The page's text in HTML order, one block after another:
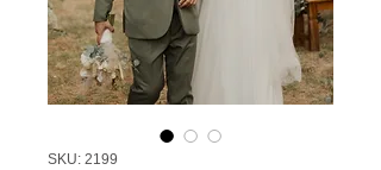
SKU: 2199